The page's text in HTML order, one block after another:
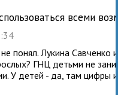
всеми
понял. Лукина Савченко
ГНЦ детьми не
У детей - да, там цифры